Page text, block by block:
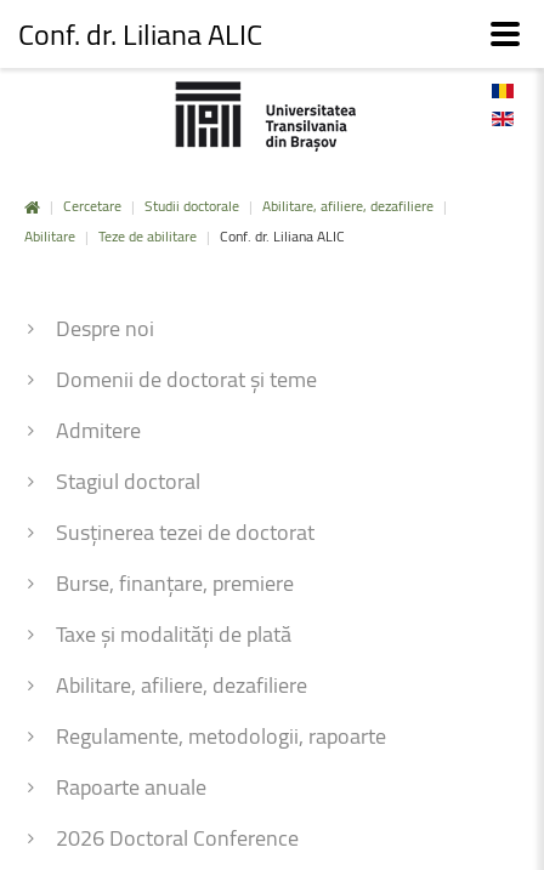
| Cercetare | Studii doctorale | Abilitare, afiliere, dezafiliere |
Abilitare | Teze de abilitare | Conf. dr. Liliana ALIC
Despre noi
Domenii de doctorat și teme
Admitere
Stagiul doctoral
Susținerea tezei de doctorat
Burse, finanțare, premiere
Taxe și modalități de plată
Abilitare, afiliere, dezafiliere
Regulamente, metodologii, rapoarte
Rapoarte anuale
2026 Doctoral Conference
Conf. dr. Liliana ALIC